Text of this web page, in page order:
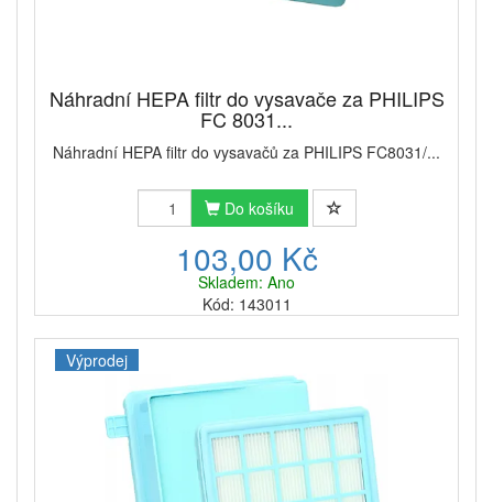
Náhradní HEPA filtr do vysavače za PHILIPS
FC 8031...
Náhradní HEPA filtr do vysavačů za PHILIPS FC8031/...
Do košíku
103,00 Kč
Skladem: Ano
Kód: 143011
Výprodej